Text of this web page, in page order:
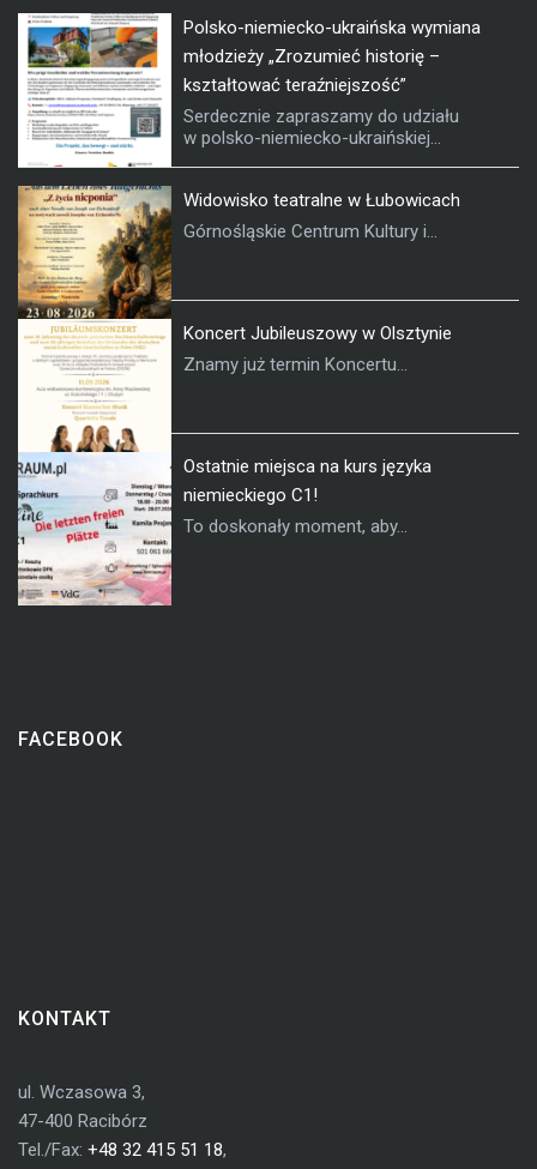
Polsko-niemiecko-ukraińska wymiana
młodzieży „Zrozumieć historię –
kształtować teraźniejszość”
Serdecznie zapraszamy do udziału
w polsko-niemiecko-ukraińskiej...
Widowisko teatralne w Łubowicach
Górnośląskie Centrum Kultury i...
Koncert Jubileuszowy w Olsztynie
Znamy już termin Koncertu...
Ostatnie miejsca na kurs języka
niemieckiego C1!
To doskonały moment, aby...
FACEBOOK
KONTAKT
ul. Wczasowa 3,
47-400 Racibórz
Tel./Fax: +48 32 415 51 18,